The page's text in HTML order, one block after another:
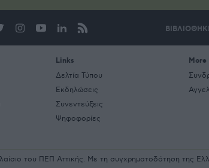
Links
Δελτία Τύπου
Εκδηλώσεις
Συνεντεύξεις
Ψηφοφορίες
More
του ΠΕΠ Αττικής. Με τη συγχρηματοδότηση της